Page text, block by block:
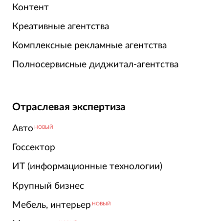
Контент
Креативные агентства
Комплексные рекламные агентства
Полносервисные диджитал-агентства
Отраслевая экспертиза
Авто НОВЫЙ
Госсектор
ИТ (информационные технологии)
Крупный бизнес
Мебель, интерьер НОВЫЙ